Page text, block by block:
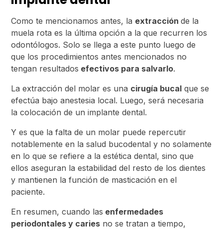
Como te mencionamos antes, la extracciónde la
muela rota es la última opción a la que recurren los
odontólogos. Solo se llega a este punto luego de
que los procedimientos antes mencionados no
tengan resultados efectivos para salvarlo.
La extracción del molar es una cirugía bucal que se
efectúa bajo anestesia local. Luego, será necesaria
la colocación de un implante dental.
Y es que la falta de un molar puede repercutir
notablemente en la salud bucodental y no solamente
en lo que se refiere a la estética dental, sino que
ellos aseguran la estabilidad del resto de los dientes
y mantienen la función de masticación en el
paciente.
En resumen, cuando las enfermedades
periodontales y caries no se tratan a tiempo,